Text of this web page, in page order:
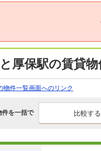
厚保駅の賃貸
物件一覧画面へのリンク
件を一括で